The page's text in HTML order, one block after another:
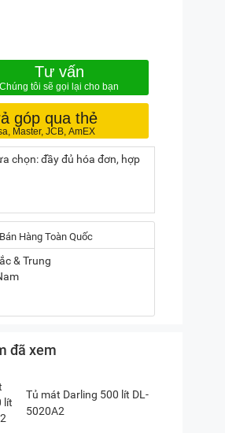
Tư vấn
góp qua thẻ
chọn: đầy đủ hóa đơn, hợp
Hàng Toàn Quốc
& Trung
đường)
đã xem
Tủ mát Darling 500 lít DL-
5020A2